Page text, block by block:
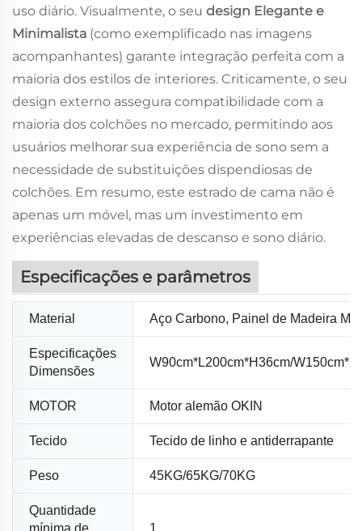
uso diário. Visualmente, o seu design Elegante e
Minimalista (como exemplificado nas imagens
acompanhantes) garante integração perfeita com a
maioria dos estilos de interiores. Criticamente, o seu
design externo assegura compatibilidade com a
maioria dos colchões no mercado, permitindo aos
usuários melhorar sua experiência de sono sem a
necessidade de substituições dispendiosas de
colchões. Em resumo, este estrado de cama não é
apenas um móvel, mas um investimento em
experiências elevadas de descanso e sono diário.
Especificações e parâmetros
Material Aço Carbono, Painel de Madeira
Especificações
Dimensões
W90cm*L200cm*H36cm/
MOTOR Motor alemão OKIN
Tecido Tecido de linho e antiderrapante
Peso 45KG/65KG/70KG
Quantidade
mínima de
1